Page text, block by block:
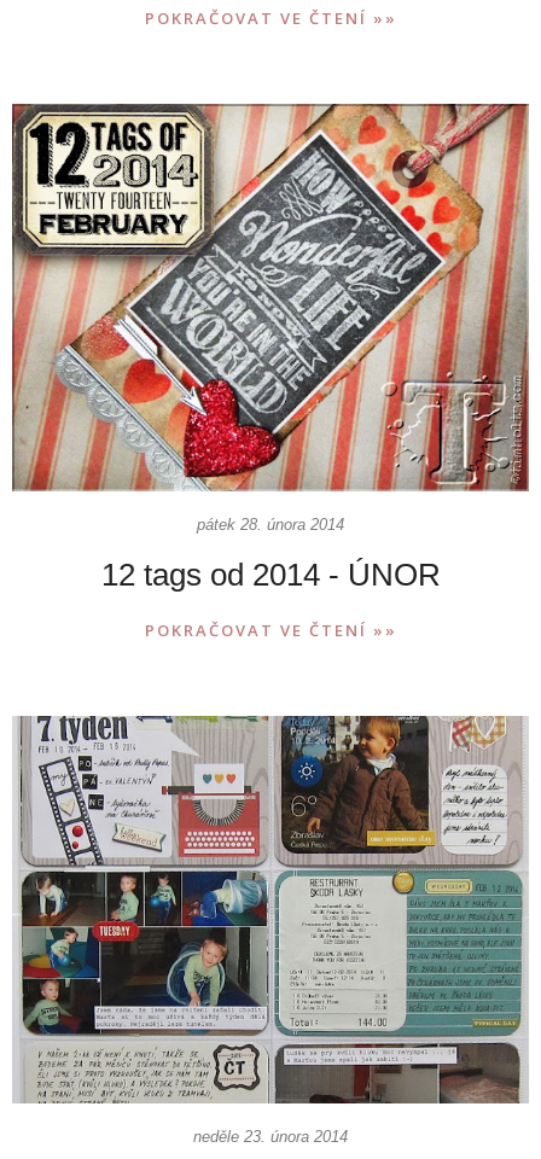
POKRAČOVAT VE ČTENÍ »»
pátek 28. února 2014
12 tags od 2014 - ÚNOR
POKRAČOVAT VE ČTENÍ »»
neděle 23. února 2014